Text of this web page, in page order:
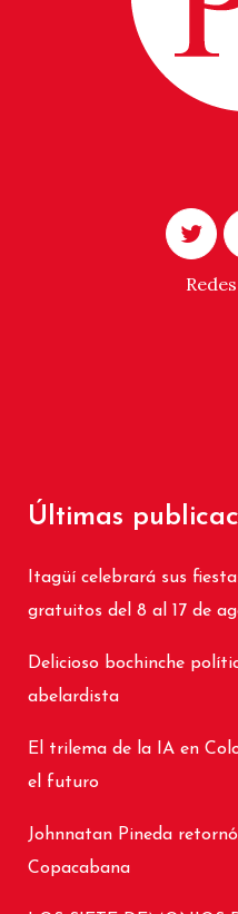
Últimas
Itagüí celebrará sus
gratuitos del 8 al 17 de
Delicioso bochinche
abelardista
El trilema de la IA en
el futuro
Johnnatan Pineda
Copacabana